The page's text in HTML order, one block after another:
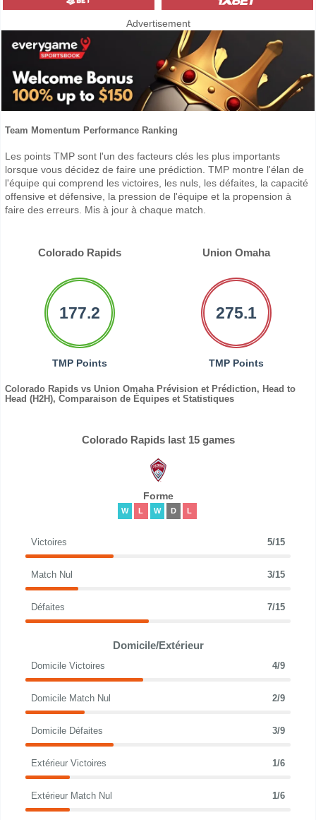
Advertisement
Team Momentum Performance Ranking
Les points TMP sont l'un des facteurs clés les plus importants
lorsque vous décidez de faire une prédiction. TMP montre l'élan de
l'équipe qui comprend les victoires, les nuls, les défaites, la capacité
offensive et défensive, la pression de l'équipe et la propension à
faire des erreurs. Mis à jour à chaque match.
Colorado Rapids Union Omaha
177.2
TMP Points
275.1
TMP Points
Colorado Rapids vs Union Omaha Prévision et Prédiction, Head to
Head (H2H), Comparaison de Équipes et Statistiques
Colorado Rapids last 15 games
Forme
W L W D L
Victoires 5/15
Match Nul 3/15
Défaites 7/15
Domicile/Extérieur
Domicile Victoires 4/9
Domicile Match Nul 2/9
Domicile Défaites 3/9
Extérieur Victoires 1/6
Extérieur Match Nul 1/6